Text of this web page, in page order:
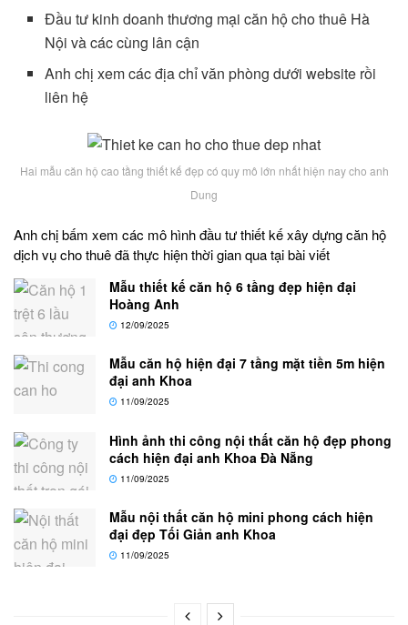
Đầu tư kinh doanh thương mại căn hộ cho thuê Hà
Nội và các cùng lân cận
Anh chị xem các địa chỉ văn phòng dưới website rồi
liên hệ
Hai mẫu căn hộ cao tầng thiết kế đẹp có quy mô lớn nhất hiện nay cho anh
Dung
Anh chị bấm xem các mô hình đầu tư thiết kế xây dựng căn hộ
dịch vụ cho thuê đã thực hiện thời gian qua tại bài viết
Mẫu thiết kế căn hộ 6 tầng đẹp hiện đại
Hoàng Anh
12/09/2025
Mẫu căn hộ hiện đại 7 tầng mặt tiền 5m hiện
đại anh Khoa
11/09/2025
Hình ảnh thi công nội thất căn hộ đẹp phong
cách hiện đại anh Khoa Đà Nẵng
11/09/2025
Mẫu nội thất căn hộ mini phong cách hiện
đại đẹp Tối Giản anh Khoa
11/09/2025